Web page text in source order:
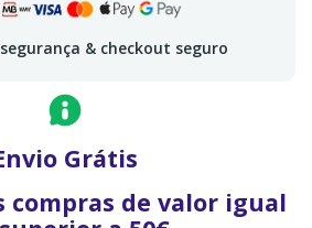
& checkout seguro
Grátis
compras de valor igual